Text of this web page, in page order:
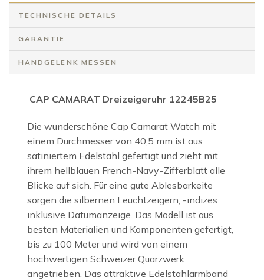
TECHNISCHE DETAILS
GARANTIE
HANDGELENK MESSEN
CAP CAMARAT Dreizeigeruhr 12245B25
Die wunderschöne Cap Camarat Watch mit
einem Durchmesser von 40,5 mm ist aus
satiniertem Edelstahl gefertigt und zieht mit
ihrem hellblauen French-Navy-Zifferblatt alle
Blicke auf sich. Für eine gute Ablesbarkeite
sorgen die silbernen Leuchtzeigern, -indizes
inklusive Datumanzeige. Das Modell ist aus
besten Materialien und Komponenten gefertigt,
bis zu 100 Meter und wird von einem
hochwertigen Schweizer Quarzwerk
angetrieben. Das attraktive Edelstahlarmband